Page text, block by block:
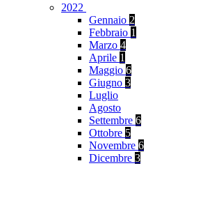
2022
Gennaio 2
Febbraio 1
Marzo 4
Aprile 1
Maggio 6
Giugno 3
Luglio
Agosto
Settembre 6
Ottobre 5
Novembre 6
Dicembre 3